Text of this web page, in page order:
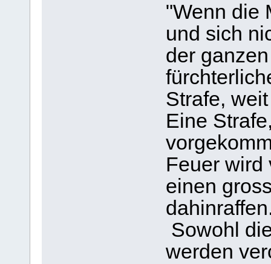
"Wenn die
und sich
der
Strafe,
Eine
Feuer wird
einen
Sowohl
werden